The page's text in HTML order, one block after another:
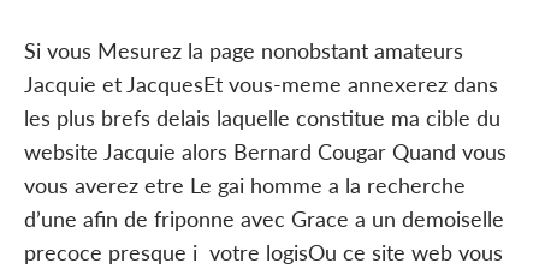
Si vous Mesurez la page nonobstant amateurs
Jacquie et JacquesEt vous-meme annexerez dans
les plus brefs delais laquelle constitue ma cible du
website Jacquie alors Bernard Cougar Quand vous
vous averez etre Le gai homme a la recherche
d’une afin de friponne avec Grace a un demoiselle
precoce presque i votre logisOu ce site web vous